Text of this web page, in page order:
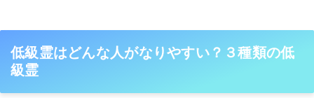
低級霊はどんな人がなりやすい？３種類の低
級霊